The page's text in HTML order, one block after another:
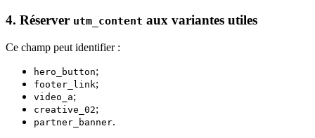
4. Réserver utm_content aux variantes utiles
Ce champ peut identifier :
hero_button;
footer_link;
video_a;
creative_02;
partner_banner.